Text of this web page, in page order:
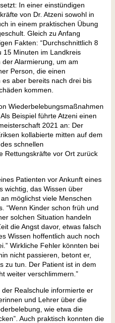
In einer einstündigen
von Dr. Atzeni sowohl in
in einem praktischen Übung
Gleich zu Anfang
Fakten: “Durchschnittlich 8
15 Minuten im Landkreis
Alarmierung, um am
Person, die einen
aber bereits nach drei bis
kommen.
Wiederbelebungsmaßnahmen
Beispiel führte Atzeni einen
2021 an: Der
kollabierte mitten auf dem
schnellen
Rettungskräfte vor Ort zurück
Patienten vor Ankunft eines
wichtig, das Wissen über
möglichst viele Menschen
“Wenn Kinder schon früh und
solchen Situation handeln
die Angst davor, etwas falsch
Wissen hoffentlich auch noch
Wirkliche Fehler könnten bei
nicht passieren, betont er,
zu tun. Der Patient ist in dem
weiter verschlimmern.”
Realschule informierte er
und Lehrer über die
wie etwa die
Auch praktisch konnten die